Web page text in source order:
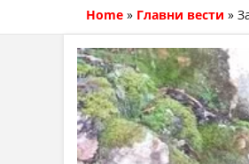
Home » Главни вести »